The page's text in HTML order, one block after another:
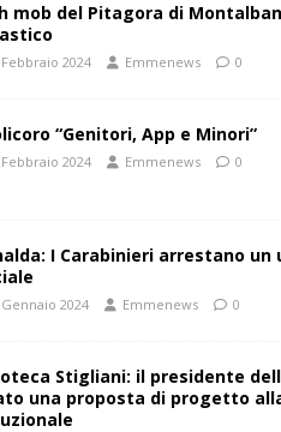
mob del Pitagora di
Febbraio 2024 Emmenews 0
“Genitori, App e Minori”
Febbraio 2024 Emmenews 0
I Carabinieri arrestano
2024 Emmenews 0
Stigliani: il presidente
una proposta di progetto